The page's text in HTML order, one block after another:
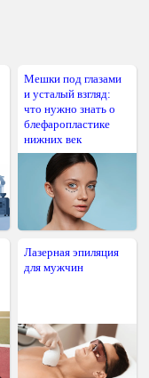
Мешки под глазами
и усталый взгляд:
что нужно знать о
блефаропластике
нижних век
Лазерная эпиляция
для мужчин